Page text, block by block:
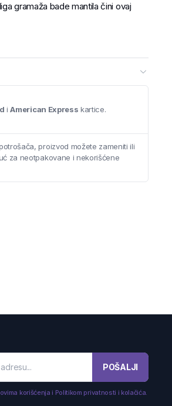
gramaža bade mantila čini ovaj
iAmerican Express kartice.
proizvod možete zameniti ili
za neotpakovane i nekorišćene
POŠALJI
korišćenja i Politikom privatnosti i kolačića.